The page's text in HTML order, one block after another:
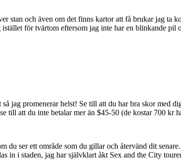
stan och även om det finns kartor att få brukar jag ta
för tvärtom eftersom jag inte har en blinkande
jag promenerar helst! Se till att du har bra skor med
till att du inte betalar mer än $45-50 (de kostar 700 kr
du ser ett område som du gillar och återvänd dit
in i staden, jag har självklart åkt Sex and the City